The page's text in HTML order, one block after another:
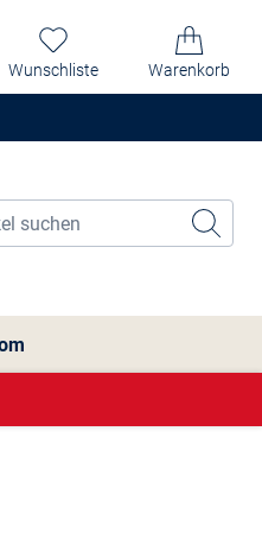
Wunschliste Warenkorb